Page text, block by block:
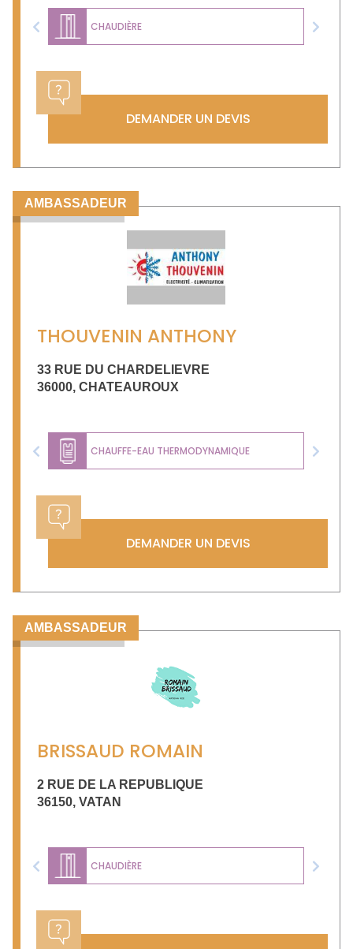
CHAUDIÈRE
Previous Next
DEMANDER UN DEVIS
AMBASSADEUR
THOUVENIN ANTHONY
33 RUE DU CHARDELIEVRE
36000, CHATEAUROUX
CHAUFFE-EAU THERMODYNAMIQUE
Previous Next
DEMANDER UN DEVIS
AMBASSADEUR
BRISSAUD ROMAIN
2 RUE DE LA REPUBLIQUE
36150, VATAN
CHAUDIÈRE
Previous Next